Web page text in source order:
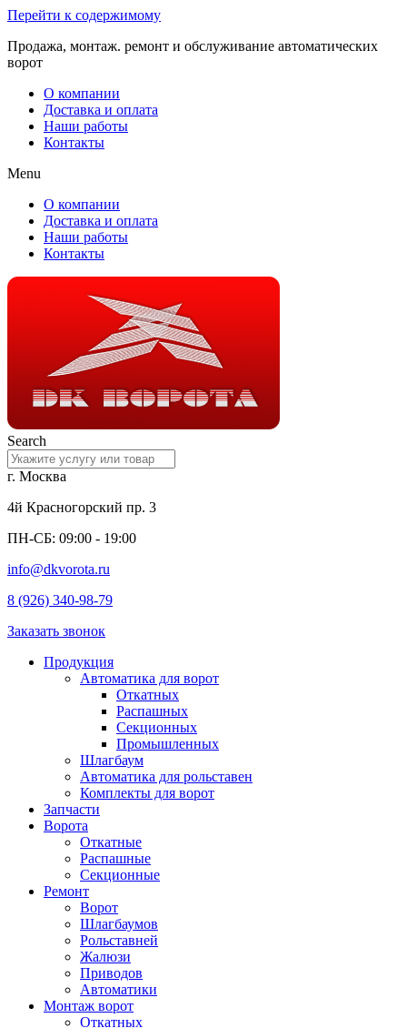
Перейти к содержимому
Продажа, монтаж. ремонт и обслуживание автоматических
ворот
О компании
Доставка и оплата
Наши работы
Контакты
Menu
О компании
Доставка и оплата
Наши работы
Контакты
Search
г. Москва
4й Красногорский пр. 3
ПН-СБ: 09:00 - 19:00
info@dkvorota.ru
8 (926) 340-98-79
Заказать звонок
Продукция
Автоматика для ворот
Откатных
Распашных
Секционных
Промышленных
Шлагбаум
Автоматика для рольставен
Комплекты для ворот
Запчасти
Ворота
Откатные
Распашные
Секционные
Ремонт
Ворот
Шлагбаумов
Рольставней
Жалюзи
Приводов
Автоматики
Монтаж ворот
Откатных